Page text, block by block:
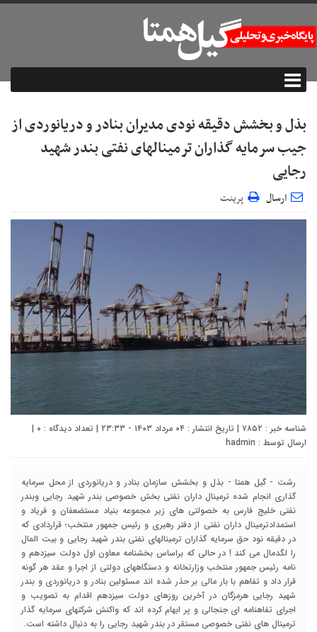
بذل و بخشش دقیقه نودی مدیران بنادر و دریانوردی از
جیب سرمایه گذاران ترمینالهای نفتی بندر شهید
رجایی
ارسال پرینت
شناسه خبر : ۷۸۵۲ | تاریخ انتشار : ۰۴ مرداد ۱۴۰۳ - ۲۳:۳۳ | تعداد دیدگاه : ۰ |
ارسال توسط : hadmin
رشت - گیل همتا - بذل و بخشش سازمان بنادر و دريانوردي از محل سرمايه
گذارى انجام شده ترمينال داران نفتي بخش خصوصى بندر شهيد رجايي وبندر
نفتي خليج فارس به خصولتي هاي زير مجموعه بنياد مستضعفان و فرياد و
استمدادترمینال داران نفتی از دفتر رهبری و رئیس جمهور منتخب؛ قراردادی که
در دقیقه نود حق سرمایه گذاران ترمینالهای نفتی بندر شهید رجایی و بیت المال
را لگدمال می کند ! در حالی که براساس بخشنامه معاون اول دولت سیزدهم و
نامه رئیس جمهور منتخب وزارتخانه و دستگاههای دولتی از اجرا و عقد هر گونه
قرار داد و تفاهم با بار مالی بر حذر شده اند مسئولین بنادر و دریانوردی و بندر
شهید رجایی هرمزگان در آخرین روزهای دولت سیزدهم اقدام به تصویب و
اجرای تفاهنامه ای جنجالی و پر ابهام کرده اند که واکنش شرکتهای سرمایه گذار
ترمینال های نفتی خصوصى مستقر در بندر شهید رجایی را به دنبال داشته است.